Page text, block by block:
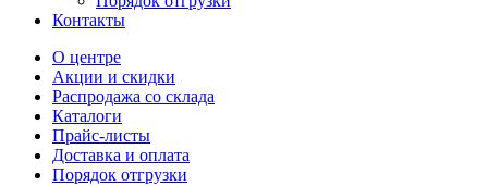
Контакты
О центре
Акции и скидки
Распродажа со склада
Каталоги
Прайс-листы
Доставка и оплата
Порядок отгрузки